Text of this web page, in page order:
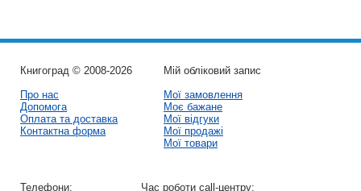
Книгоград © 2008-2026
Про нас
Допомога
Оплата та доставка
Контактна форма
Мій обліковий запис
Мої замовлення
Моє бажане
Мої відгуки
Мої продажі
Мої товари
Телефони: Час роботи call-центру: